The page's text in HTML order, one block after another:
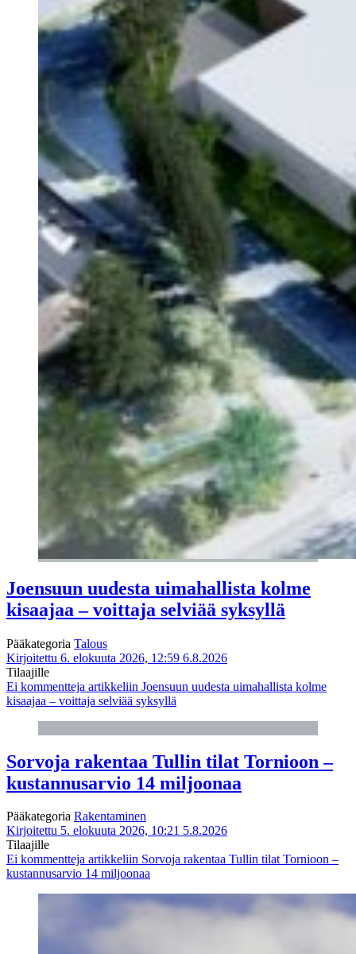
Joensuun uudesta uimahallista kolme
kisaajaa – voittaja selviää syksyllä
Pääkategoria Talous
Kirjoitettu 6. elokuuta 2026, 12:59 6.8.2026
Tilaajille
Ei kommentteja artikkeliin Joensuun uudesta uimahallista kolme
kisaajaa – voittaja selviää syksyllä
Sorvoja rakentaa Tullin tilat Tornioon –
kustannusarvio 14 miljoonaa
Pääkategoria Rakentaminen
Kirjoitettu 5. elokuuta 2026, 10:21 5.8.2026
Tilaajille
Ei kommentteja artikkeliin Sorvoja rakentaa Tullin tilat Tornioon –
kustannusarvio 14 miljoonaa